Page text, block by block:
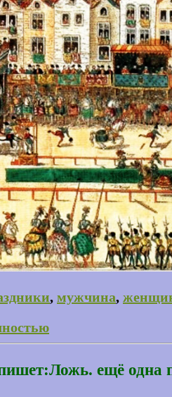
, мужчина,
ещё одна